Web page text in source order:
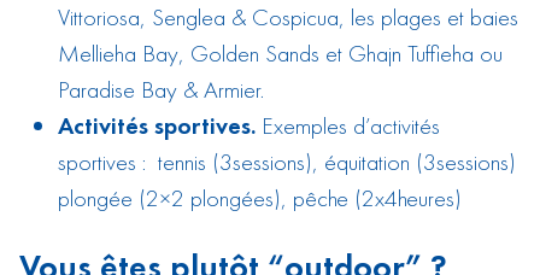
Vittoriosa, Senglea & Cospicua, les plages et baies
Mellieha Bay, Golden Sands et Ghajn Tuffieha ou
Paradise Bay & Armier.
Activités sportives. Exemples d’activités
sportives : tennis (3sessions), équitation (3sessions)
plongée (2×2 plongées), pêche (2x4heures)